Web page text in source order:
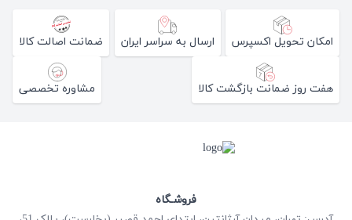
امکان تحویل اکسپرس ارسال به سراسر ایران ضمانت اصالت کالا
هفت روز ضمانت بازگشت کالا مشاوره تخصصی
فروشـگاه